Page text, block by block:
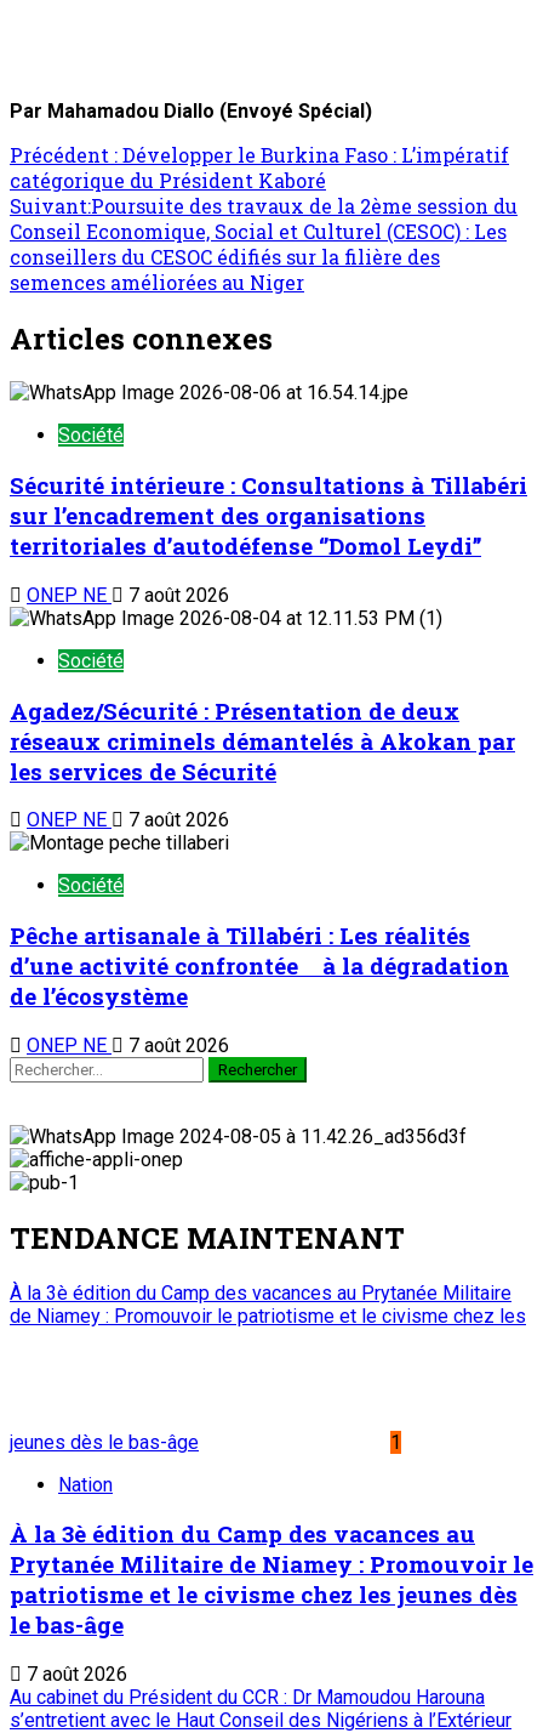
Par Mahamadou Diallo (Envoyé Spécial)
Précédent :Développer le Burkina Faso : L’impératif
catégorique du Président Kaboré
Suivant:Poursuite des travaux de la 2ème session du
Conseil Economique, Social et Culturel (CESOC) : Les
conseillers du CESOC édifiés sur la filière des
semences améliorées au Niger
Articles connexes
Société
Sécurité intérieure : Consultations à Tillabéri
sur l’encadrement des organisations
territoriales d’autodéfense ‘’Domol Leydi’’
ONEP NE 7 août 2026
Société
Agadez/Sécurité : Présentation de deux
réseaux criminels démantelés à Akokan par
les services de Sécurité
ONEP NE 7 août 2026
Société
Pêche artisanale à Tillabéri : Les réalités
d’une activité confrontée à la dégradation
de l’écosystème
ONEP NE 7 août 2026
TENDANCE MAINTENANT
À la 3è édition du Camp des vacances au Prytanée Militaire
de Niamey : Promouvoir le patriotisme et le civisme chez les
jeunes dès le bas-âge
1
Nation
À la 3è édition du Camp des vacances au
Prytanée Militaire de Niamey : Promouvoir le
patriotisme et le civisme chez les jeunes dès
le bas-âge
7 août 2026
Au cabinet du Président du CCR : Dr Mamoudou Harouna
s’entretient avec le Haut Conseil des Nigériens à l’Extérieur